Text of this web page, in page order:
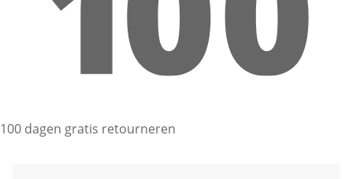
100 dagen gratis retourneren